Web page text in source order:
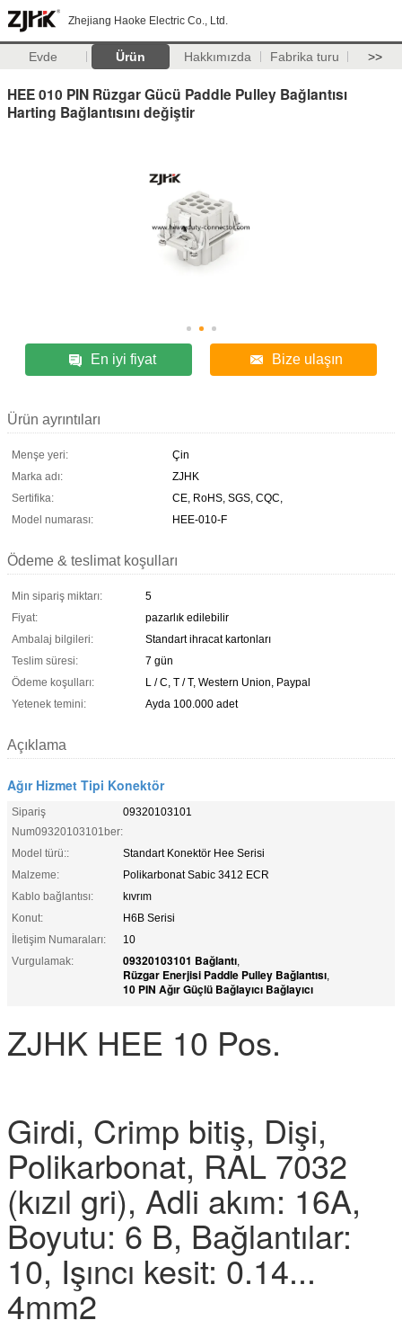
Zhejiang Haoke Electric Co., Ltd.
Evde Ürün Hakkımızda Fabrika turu >>
HEE 010 PIN Rüzgar Gücü Paddle Pulley Bağlantısı
Harting Bağlantısını değiştir
En iyi fiyat Bize ulaşın
Ürün ayrıntıları
Menşe yeri:
Çin
Marka adı:
ZJHK
Sertifika:
CE, RoHS, SGS, CQC,
Model numarası:
HEE-010-F
Ödeme & teslimat koşulları
Min sipariş miktarı:
5
Fiyat:
pazarlık edilebilir
Ambalaj bilgileri:
Standart ihracat kartonları
Teslim süresi:
7 gün
Ödeme koşulları:
L / C, T / T, Western Union, Paypal
Yetenek temini:
Ayda 100.000 adet
Açıklama
Ağır Hizmet Tipi Konektör
Sipariş
Num09320103101ber:
09320103101
Model türü::
Standart Konektör Hee Serisi
Malzeme:
Polikarbonat Sabic 3412 ECR
Kablo bağlantısı:
kıvrım
Konut:
H6B Serisi
İletişim Numaraları:
10
Vurgulamak:
09320103101 Bağlantı,
Rüzgar Enerjisi Paddle Pulley Bağlantısı,
10 PIN Ağır Güçlü Bağlayıcı Bağlayıcı
ZJHK HEE 10 Pos.
Girdi, Crimp bitiş, Dişi,
Polikarbonat, RAL 7032
(kızıl gri), Adli akım: 16A,
Boyutu: 6 B, Bağlantılar:
10, Işıncı kesit: 0.14...
4mm2